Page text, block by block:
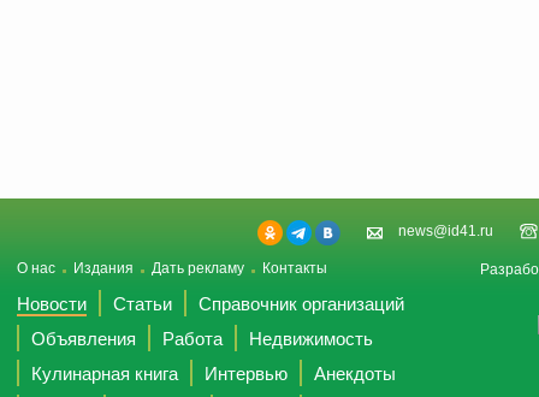
news@id41.ru
О нас Издания Дать рекламу Контакты
Новости Статьи
Справочник организаций
Объявления
Работа
Недвижимость
Кулинарная книга
Интервью
Анекдоты